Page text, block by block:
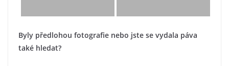
Byly předlohou fotografie nebo jste se vydala páva
také hledat?